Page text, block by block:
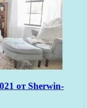
от Sherwin-